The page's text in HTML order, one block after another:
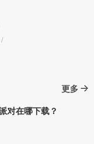
/
更多
对在哪下载？